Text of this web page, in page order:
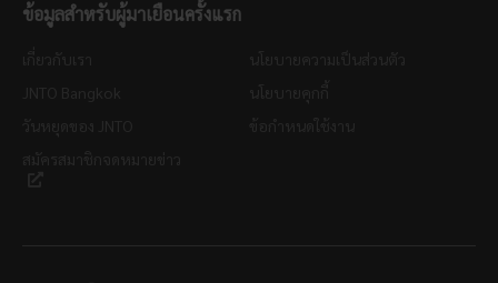
ข้อมูลสำหรับผู้มาเยือนครั้งแรก